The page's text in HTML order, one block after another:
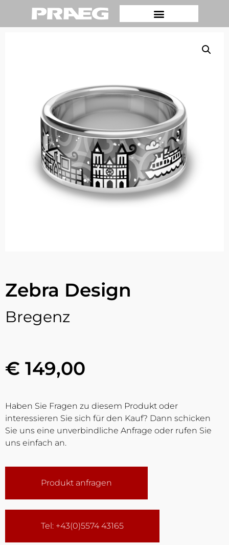
Zebra Design
Bregenz
€ 149,00
Haben Sie Fragen zu diesem Produkt oder
interessieren Sie sich für den Kauf? Dann schicken
Sie uns eine unverbindliche Anfrage oder rufen Sie
uns einfach an.
Produkt anfragen
Tel: +43(0)5574 43165